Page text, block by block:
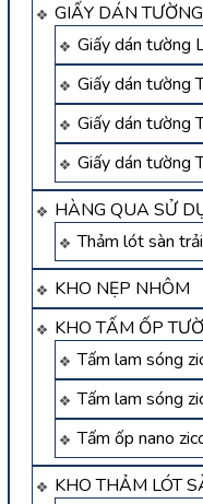
GIẤY DÁN
Giấy dán tường
Giấy dán tường
Giấy dán tường
Giấy dán tường
HÀNG QUA SỬ
Thảm lót sàn
KHO NẸP NHÔM
KHO TẤM ỐP
Tấm lam sóng
Tấm lam sóng
Tấm ốp nano
KHO THẢM LÓT